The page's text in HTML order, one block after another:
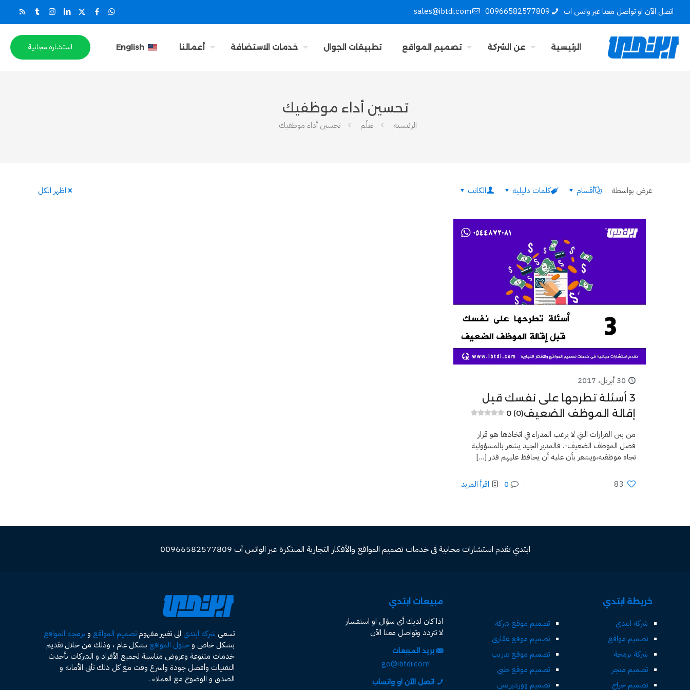
اتصل الآن او تواصل معنا عبر واتس اب 00966582577809
sales@ibtdi.com
الرئيسية عن الشركة تصميم المواقع تطبيقات الجوال خدمات الاستضافة أعمالنا English استشارة مجانية
تحسين أداء موظفيك
الرئيسية تعلّم تحسين أداء موظفيك
عرض بواسطة أقسام كلمات دليلية الكاتب اظهر الكل
30 أبريل، 2017
3 أسئلة تطرحها على نفسك قبل
إقالة الموظف الضعيف0 (0)
من بين القرارات التي لا يرغب المدراء في اتخاذها هو قرار
فصل الموظف الضعيف-. فالمدير الجيد يشعر بالمسؤولية
تجاه موظفيه،ويشعر بأن عليه أن يحافظ عليهم قدر […]
83
0 اقرأ المزيد
ابتدي تقدم استشارات مجانية فى خدمات تصميم المواقع والأفكار التجارية المبتكرة عبر الواتس آب 00966582577809
خريطة ابتدي
شركة ابتدي
تصميم مواقع
شركة برمجة
تصميم متجر
تصميم حراج
تصميم موقع شركة
تصميم موقع عقاري
تصميم موقع تدريب
تصميم موقع طبي
تصميم ووردبريس
مبيعات ابتدي
اذا كان لديك أى سؤال او استفسار
لا تتردد وتواصل معنا الآن
بريد المبيعات
go@ibtdi.com
اتصل الآن او واتساب
تسعى شركة ابتدي الى تغيير مفهومتصميم المواقع و برمجة المواقع
بشكل خاص وحلول المواقع بشكل عام ، وذلك من خلال تقديم
خدمات متنوعة وعروض مناسبة لجميع الأفراد و الشركات بأحدث
التقنيات وأفضل جودة واسرع وقت مع كل ذلك تأتى الأمانة و
الصدق و الوضوح مع العملاء .